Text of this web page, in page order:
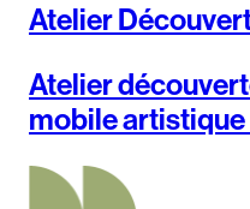
Atelier
Atelier
mobile